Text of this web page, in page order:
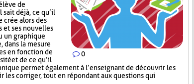
0
de
sait déjà, ce qu’il
crée alors des
et ses nouvelles
un graphique
dans la mesure
en fonction de
et de ce qu’il
permet également à l’enseignant de découvrir les
les corriger, tout en répondant aux questions qui